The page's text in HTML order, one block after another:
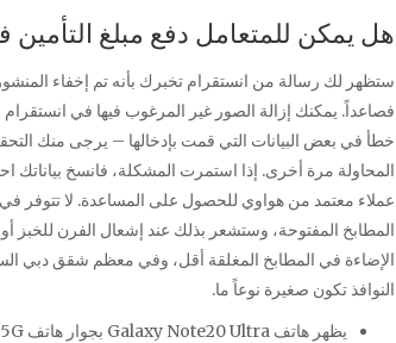
هل يمكن للمتعامل دفع مبلغ
ستظهر لك رسالة من انستقرام تخبرك بأنه تم إخفاء
فصاعداً. يمكنك إزالة الصور غير المرغوب فيها في
خطأ في بعض البيانات التي قمت بإدخالها – يرجى منك
المحاولة مرة أخرى. إذا استمرت المشكلة، فانسخ بياناتك
عملاء معتمد من هواوي للحصول على المساعدة. لا تتوفر في
المطابخ المفتوحة، وستشعر بذلك عند إشعال الفرن للخبز
الإضاءة في المطابخ المغلقة أقل، وفي معظم شقق دبي
النوافذ تكون صغيرة نوعاً ما.